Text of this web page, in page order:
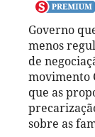
Governo
menos
de
movimento
que as
sobre as